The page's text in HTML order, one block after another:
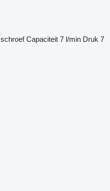
schroef Capaciteit 7 l/min Druk 7